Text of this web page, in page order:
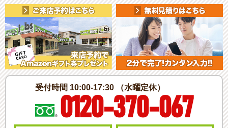
受付時間 10:00-17:30 （水曜定休）
0120-370-067